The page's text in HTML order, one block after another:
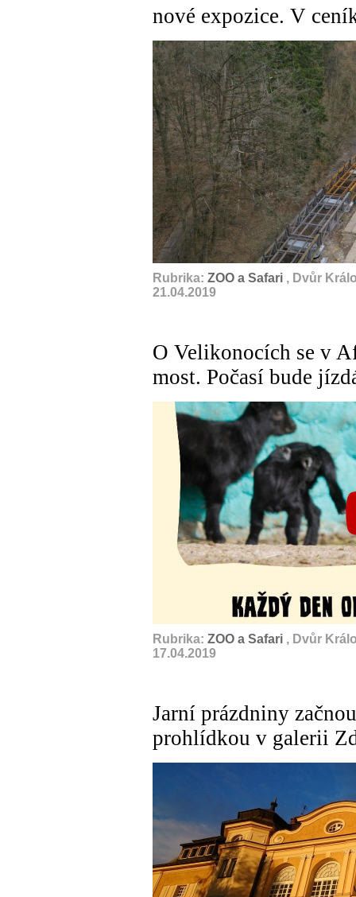
nové expozice. V
Rubrika: ZOO a Safari , Dvůr
21.04.2019
O Velikonocích se v
most. Počasí bude
Rubrika: ZOO a Safari , Dvůr
17.04.2019
Jarní prázdniny
prohlídkou v galerii